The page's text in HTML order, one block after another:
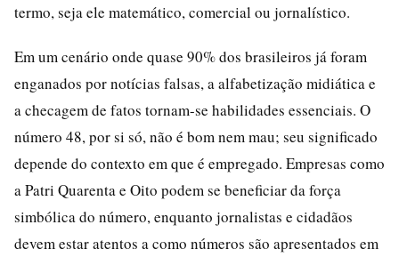
termo, seja ele matemático, comercial ou jornalístico.
Em um cenário onde quase 90% dos brasileiros já foram
enganados por notícias falsas, a alfabetização midiática e
a checagem de fatos tornam-se habilidades essenciais. O
número 48, por si só, não é bom nem mau; seu significado
depende do contexto em que é empregado. Empresas como
a Patri Quarenta e Oito podem se beneficiar da força
simbólica do número, enquanto jornalistas e cidadãos
devem estar atentos a como números são apresentados em